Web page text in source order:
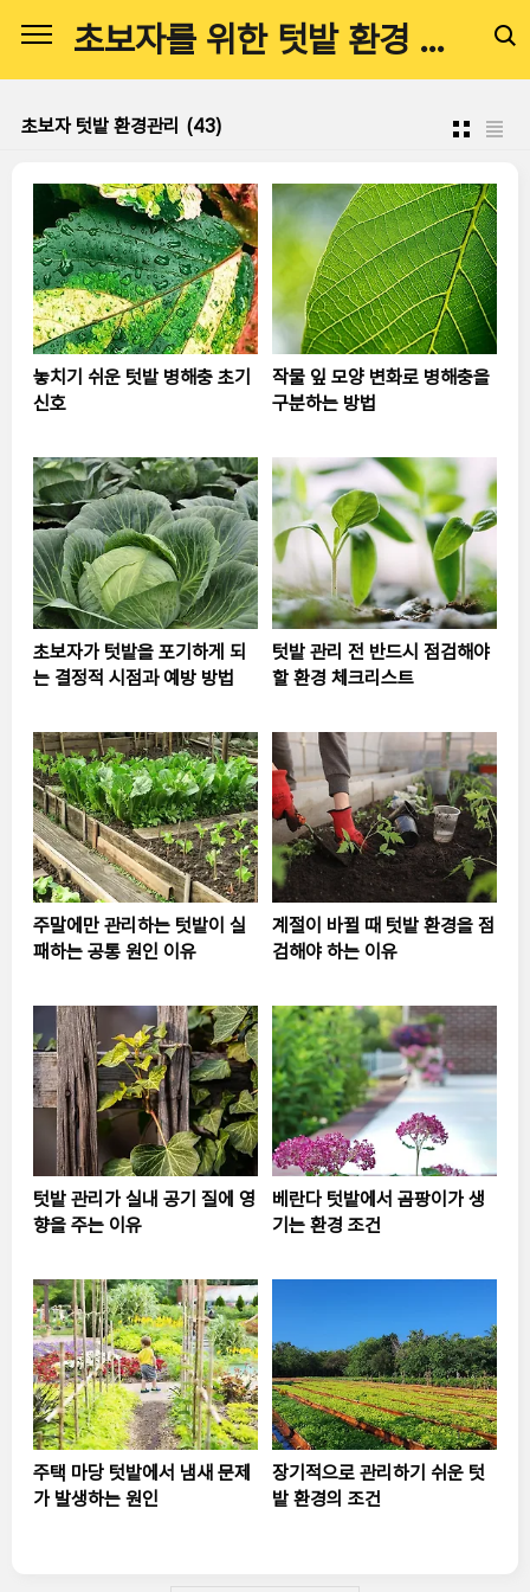
초보자를 위한 텃밭 환경 관리 전문 가이드
초보자 텃밭 환경관리 (43)
놓치기 쉬운 텃밭 병해충 초기
신호
작물 잎 모양 변화로 병해충을
구분하는 방법
초보자가 텃밭을 포기하게 되
는 결정적 시점과 예방 방법
텃밭 관리 전 반드시 점검해야
할 환경 체크리스트
주말에만 관리하는 텃밭이 실
패하는 공통 원인 이유
계절이 바뀔 때 텃밭 환경을 점
검해야 하는 이유
텃밭 관리가 실내 공기 질에 영
향을 주는 이유
베란다 텃밭에서 곰팡이가 생
기는 환경 조건
주택 마당 텃밭에서 냄새 문제
가 발생하는 원인
장기적으로 관리하기 쉬운 텃
밭 환경의 조건